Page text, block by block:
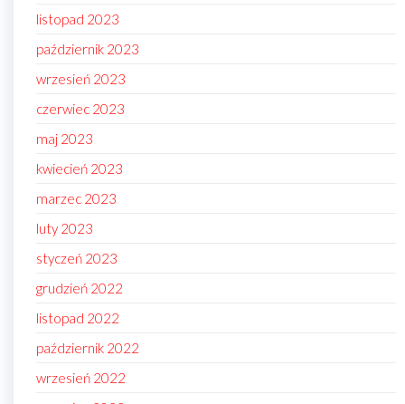
listopad 2023
październik 2023
wrzesień 2023
czerwiec 2023
maj 2023
kwiecień 2023
marzec 2023
luty 2023
styczeń 2023
grudzień 2022
listopad 2022
październik 2022
wrzesień 2022